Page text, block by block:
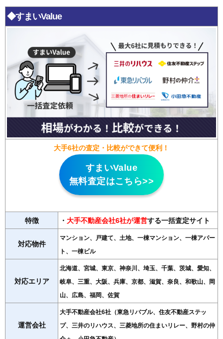
◆すまいValue
大手6社の査定・比較ができて便利！
すまいValue
無料査定はこちら>>
特徴 ・ 大手不動産会社6社が運営する一括査定サイト
対応物件
マンション、戸建て、土地、一棟マンション、一棟アパー
ト、一棟ビル
対応エリア
北海道、宮城、東京、神奈川、埼玉、千葉、茨城、愛知、
岐阜、三重、大阪、兵庫、京都、滋賀、奈良、和歌山、岡
山、広島、福岡、佐賀
運営会社
大手不動産会社6社（東急リバブル、住友不動産ステッ
プ、三井のリハウス、三菱地所の住まいリレー、野村の仲